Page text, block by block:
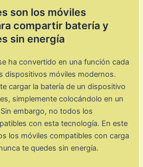
son los móviles
compartir batería y
sin energía
ha convertido en una función cada
dispositivos móviles modernos.
cargar la batería de un dispositivo
simplemente colocándolo en un
embargo, no todos los
con esta tecnología. En este
los móviles compatibles con carga
te quedes sin energía.